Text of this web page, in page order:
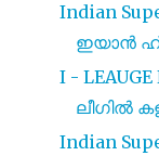
Indian
ഇയാൻ
I -
ലീഗിൽ
Indian